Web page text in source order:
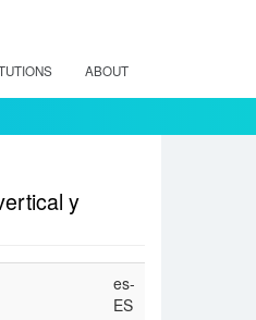
ABOUT
y
es-
ES